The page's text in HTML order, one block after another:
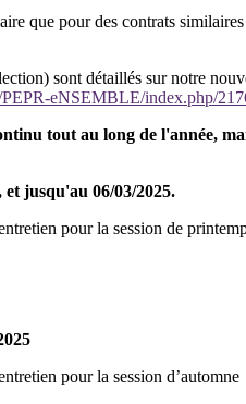
que pour des contrats
sont détaillés sur notre
PEPR-eNSEMBLE/index.php/
tout au long de l'année,
et jusqu'au 06/03/2025.
pour la session de
pour la session d’automne